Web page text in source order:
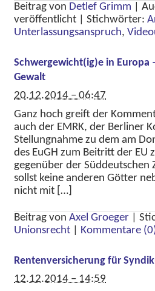
Beitrag von Detlef Grimm
veröffentlicht
Stichwörter:
Unterlassungsanspruch,
Schwergewicht(ig)e in Europa
Gewalt
20.12.2014 – 06:47
Ganz hoch greift der
auch der EMRK, der Berliner
Stellungnahme zu dem am
des EuGH zum Beitritt der
gegenüber der Süddeutschen
sollst keine anderen Götter
nicht mit […]
Beitrag von Axel Groeger
Unionsrecht
Kommentare
Rentenversicherung für
12.12.2014 – 14:59